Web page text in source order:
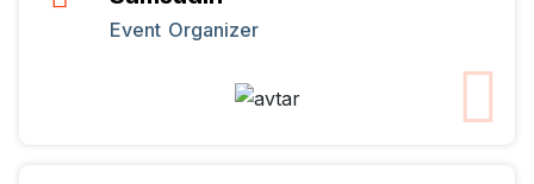
Event Organizer